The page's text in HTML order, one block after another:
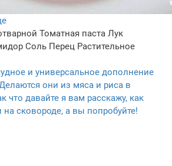
Томатная паста Лук
Соль Перец Растительное
и универсальное дополнение
они из мяса и риса в
что давайте я вам расскажу, как
на сковороде, а вы попробуйте!